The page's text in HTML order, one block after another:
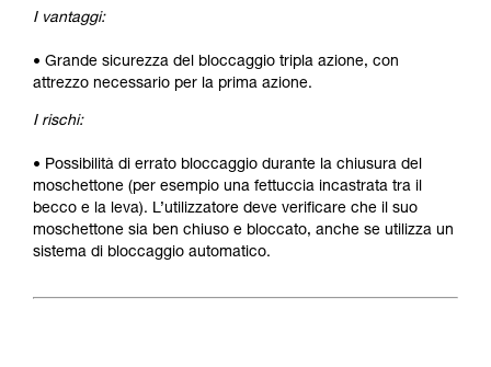
I vantaggi:
• Grande sicurezza del bloccaggio tripla azione, con
attrezzo necessario per la prima azione.
I rischi:
• Possibilità di errato bloccaggio durante la chiusura del
moschettone (per esempio una fettuccia incastrata tra il
becco e la leva). L’utilizzatore deve verificare che il suo
moschettone sia ben chiuso e bloccato, anche se utilizza un
sistema di bloccaggio automatico.